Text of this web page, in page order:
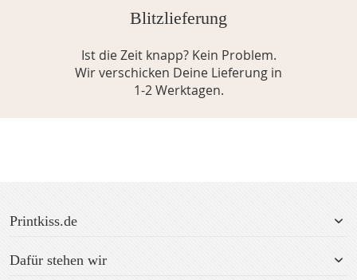
Blitzlieferung
Ist die Zeit knapp? Kein Problem.
Wir verschicken Deine Lieferung in
1-2 Werktagen.
Printkiss.de
Dafür stehen wir